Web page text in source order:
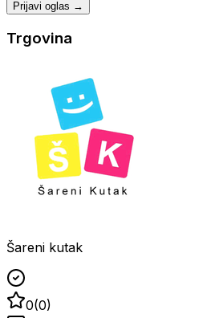
Prijavi oglas →
Trgovina
Šareni kutak
0(0)